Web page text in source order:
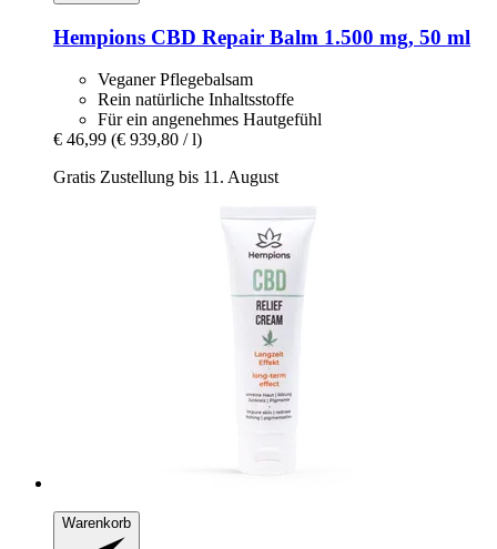
Hempions CBD Repair Balm 1.500 mg, 50 ml
Veganer Pflegebalsam
Rein natürliche Inhaltsstoffe
Für ein angenehmes Hautgefühl
€ 46,99 (€ 939,80 / l)
Gratis Zustellung bis 11. August
Warenkorb